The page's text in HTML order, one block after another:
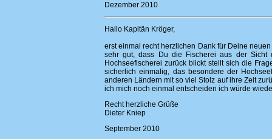
Dezember 2010
Hallo Kapitän Kröger,
erst einmal recht herzlichen Dank für Deine
sehr gut, dass Du die Fischerei aus der Sicht
Hochseefischerei zurück blickt stellt sich die
sicherlich einmalig, das besondere der
anderen Ländern mit so viel Stolz auf ihre Zeit
ich mich noch einmal entscheiden ich würde
Recht herzliche Grüße
Dieter Kniep
September 2010